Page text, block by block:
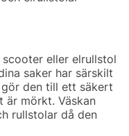
eller elrullstol
saker har särskilt
den till ett säkert
är mörkt. Väskan
rullstolar då den